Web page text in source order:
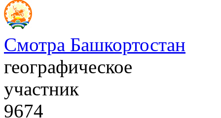
Смотра Башкортостан
географическое
участник
9674